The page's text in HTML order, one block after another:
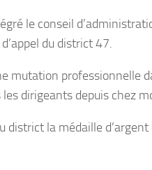
le conseil
du district 47.
mutation professionnelle
dirigeants depuis chez
district la médaille